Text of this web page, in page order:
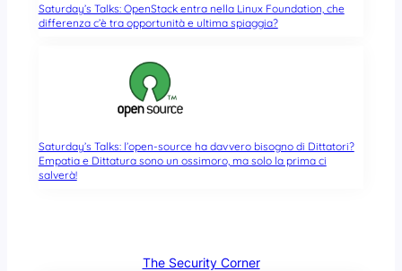
Saturday’s Talks: OpenStack entra nella Linux Foundation, che
differenza c’è tra opportunità e ultima spiaggia?
Saturday’s Talks: l’open-source ha davvero bisogno di Dittatori?
Empatia e Dittatura sono un ossimoro, ma solo la prima ci
salverà!
The Security Corner